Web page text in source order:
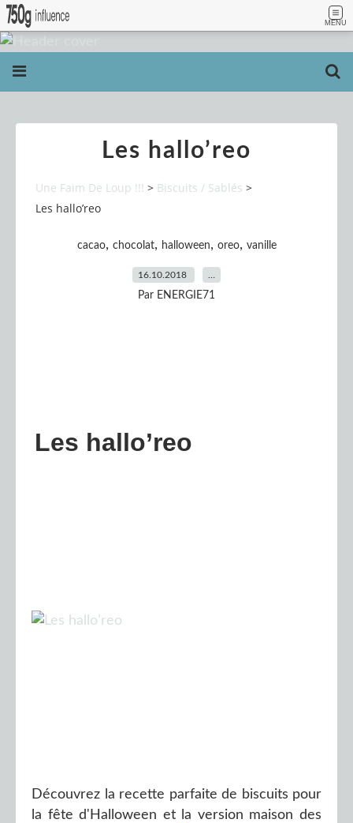
MENU
Les hallo’reo
Une Faim De Loup !!! > Biscuits / Sablés >
Les hallo’reo
cacao, chocolat, halloween, oreo, vanille
16.10.2018
Par ENERGIE71
Les hallo’reo
Découvrez la recette parfaite de biscuits pour
la fête d'Halloween et la version maison des